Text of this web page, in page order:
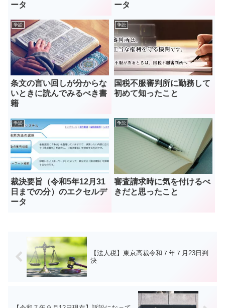
ータ
ータ
争訟
条文の言い回しが分からな
いときに読んでみるべき書
籍
争訟
国税不服審判所に勤務して
初めて知ったこと
争訟
裁決要旨（令和5年12月31
日までの分）のエクセルデ
ータ
争訟
審査請求時に気を付けるべ
きだと思ったこと
【法人税】東京高裁令和７年７月23日判
決